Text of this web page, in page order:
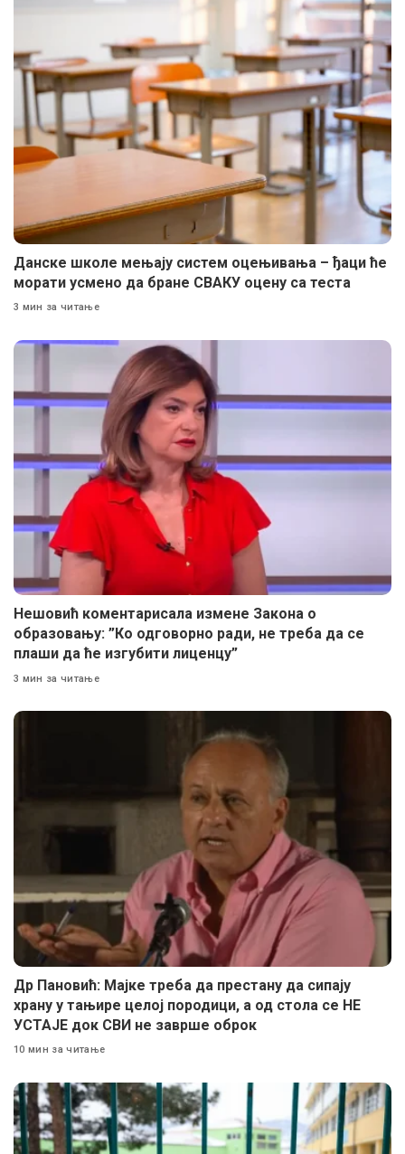
Данске школе мењају систем оцењивања – ђаци ће
морати усмено да бране СВАКУ оцену са теста
3 мин за читање
Нешовић коментарисала измене Закона о
образовању: ”Ко одговорно ради, не треба да се
плаши да ће изгубити лиценцу”
3 мин за читање
Др Пановић: Мајке треба да престану да сипају
храну у тањире целој породици, а од стола се НЕ
УСТАЈЕ док СВИ не заврше оброк
10 мин за читање